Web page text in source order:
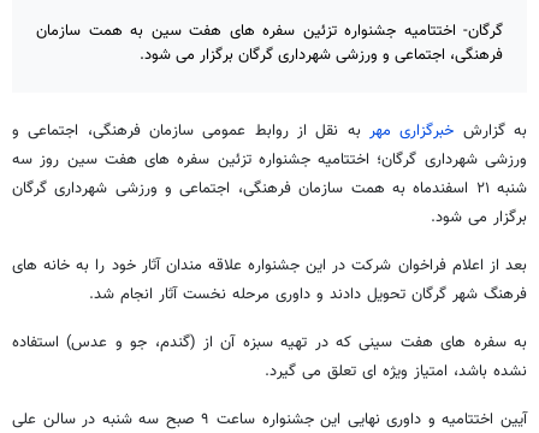
گرگان- اختتامیه جشنواره تزئین سفره های هفت سین به همت سازمان
فرهنگی، اجتماعی و ورزشی شهرداری گرگان برگزار می شود.
به گزارش خبرگزاری مهر به نقل از روابط عمومی سازمان فرهنگی، اجتماعی و
ورزشی شهرداری گرگان؛ اختتامیه جشنواره تزئین سفره های هفت سین روز سه
شنبه ۲۱ اسفندماه به همت سازمان فرهنگی، اجتماعی و ورزشی شهرداری گرگان
برگزار می شود.
بعد از اعلام فراخوان شرکت در این جشنواره علاقه مندان آثار خود را به خانه های
فرهنگ شهر گرگان تحویل دادند و داوری مرحله نخست آثار انجام شد.
به سفره های هفت سینی که در تهیه سبزه آن از (گندم، جو و عدس) استفاده
نشده باشد، امتیاز ویژه ای تعلق می گیرد.
آیین اختتامیه و داوری نهایی این جشنواره ساعت ۹ صبح سه شنبه در سالن علی